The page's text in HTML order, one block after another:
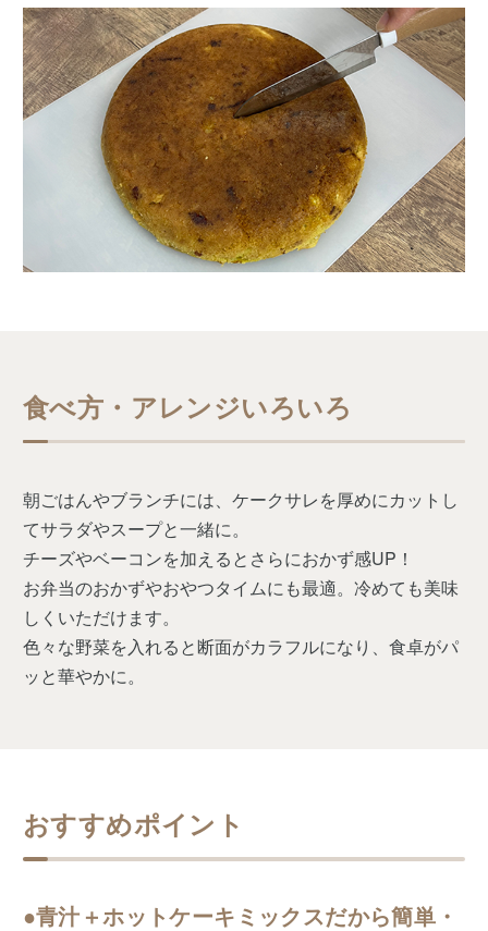
食べ方・アレンジいろいろ
朝ごはんやブランチには、ケークサレを厚めにカットし
てサラダやスープと一緒に。
チーズやベーコンを加えるとさらにおかず感UP！
お弁当のおかずやおやつタイムにも最適。冷めても美味
しくいただけます。
色々な野菜を入れると断面がカラフルになり、食卓がパ
ッと華やかに。
おすすめポイント
●︎青汁＋ホットケーキミックスだから簡単・